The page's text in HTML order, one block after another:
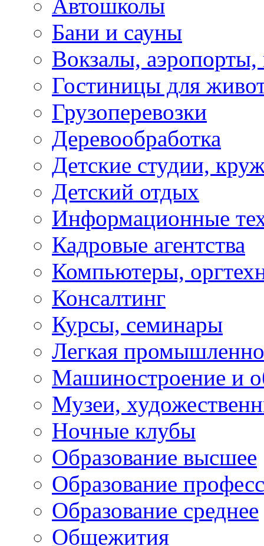
Автошколы
Бани и сауны
Вокзалы,
Гостиницы для
Грузоперевозки
Деревообработка
Детские студии,
Детский отдых
Информационные
Кадровые агентства
Компьютеры,
Консалтинг
Курсы, семинары
Легкая
Машиностроение и
Музеи,
Ночные клубы
Образование высшее
Образование
Образование среднее
Общежития